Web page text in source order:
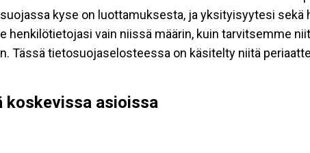
kyse on luottamuksesta, ja yksityisyytesi
henkilötietojasi vain niissä määrin, kuin tarvitsemme
Tässä tietosuojaselosteessa on käsitelty niitä
koskevissa asioissa